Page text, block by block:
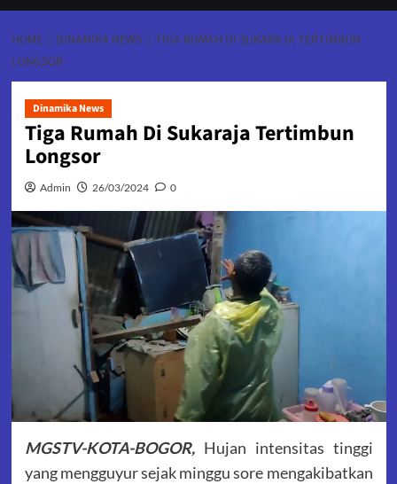
HOME DINAMIKA NEWS
TIGA RUMAH DI SUKARAJA TERTIMBUN
LONGSOR
Dinamika News
Tiga Rumah Di Sukaraja Tertimbun
Longsor
Admin 26/03/2024 0
MGSTV-KOTA-BOGOR, Hujan intensitas tinggi
yang mengguyur sejak minggu sore mengakibatkan